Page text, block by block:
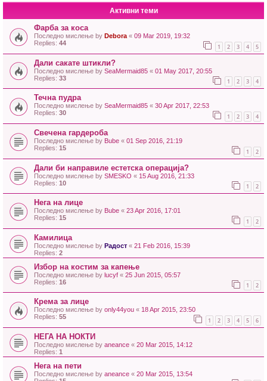
Активни теми
Фарба за коса
Последно мислење by Debora « 09 Mar 2019, 19:32
Replies: 44 1 2 3 4 5
Дали сакате штикли?
Последно мислење by SeaMermaid85 « 01 May 2017, 20:55
Replies: 33 1 2 3 4
Течна пудра
Последно мислење by SeaMermaid85 « 30 Apr 2017, 22:53
Replies: 30 1 2 3 4
Свечена гардероба
Последно мислење by Bube « 01 Sep 2016, 21:19
Replies: 15 1 2
Дали би направиле естетска операција?
Последно мислење by SMESKO « 15 Aug 2016, 21:33
Replies: 10 1 2
Нега на лице
Последно мислење by Bube « 23 Apr 2016, 17:01
Replies: 15 1 2
Камилица
Последно мислење by Радост « 21 Feb 2016, 15:39
Replies: 2
Избор на костим за капење
Последно мислење by lucyf « 25 Jun 2015, 05:57
Replies: 16 1 2
Крема за лице
Последно мислење by only44you « 18 Apr 2015, 23:50
Replies: 55 1 2 3 4 5 6
НЕГА НА НОКТИ
Последно мислење by aneance « 20 Mar 2015, 14:12
Replies: 1
Нега на пети
Последно мислење by aneance « 20 Mar 2015, 13:54